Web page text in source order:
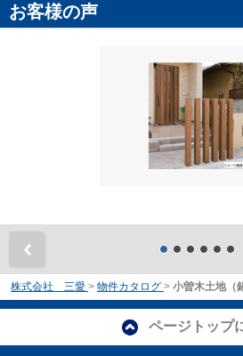
お客様の声
株式会社 三愛 > 物件カタログ > 小曽木土地（
ページトップ